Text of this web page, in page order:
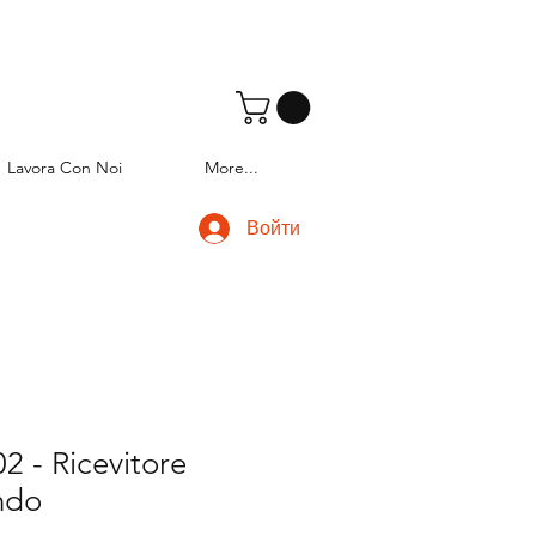
Lavora Con Noi More...
Войти
- Ricevitore